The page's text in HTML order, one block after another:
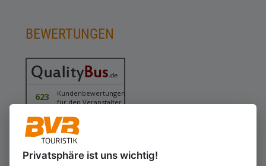
BEWERTUNGEN
623
Kundenbewertungen
für den Veranstalter
Gesamtbewertung
4.43von 5.00
Weiterempfehlung
97%
06.08.2026 ⓘ Echte Bewertungen
Privatsphäre ist uns wichtig!